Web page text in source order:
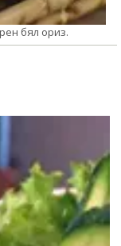
бял ориз.